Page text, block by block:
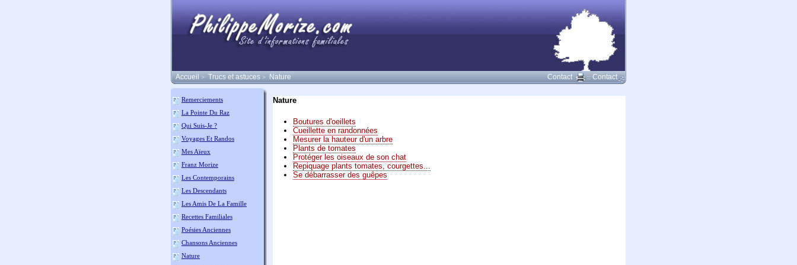
Contact :: Contact
Accueil > Trucs et astuces > Nature
Remerciements
La Pointe Du Raz
Qui Suis-Je ?
Voyages Et Randos
Mes Aïeux
Franz Morize
Les Contemporains
Les Descendants
Les Amis De La Famille
Recettes Familiales
Poésies Anciennes
Chansons Anciennes
Nature
Nature
Boutures d'oeillets
Cueillette en randonnées
Mesurer la hauteur d'un arbre
Plants de tomates
Protéger les oiseaux de son chat
Repiquage plants tomates, courgettes...
Se débarrasser des guêpes